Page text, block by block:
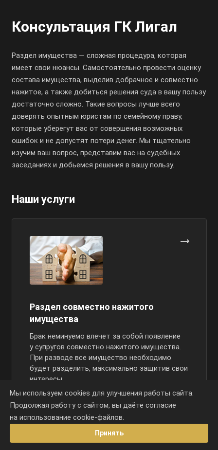
Консультация ГК Лигал
Раздел имущества — сложная процедура, которая
имеет свои нюансы. Самостоятельно провести оценку
состава имущества, выделив добрачное и совместно
нажитое, а также добиться решения суда в вашу пользу
достаточно сложно. Такие вопросы лучше всего
доверять опытным юристам по семейному праву,
которые уберегут вас от совершения возможных
ошибок и не допустят потери денег. Мы тщательно
изучим ваш вопрос, представим вас на судебных
заседаниях и добьемся решения в вашу пользу.
Наши услуги
Раздел совместно нажитого
имущества
Брак неминуемо влечет за собой появление
у супругов совместно нажитого имущества.
При разводе все имущество необходимо
будет разделить, максимально защитив свои
интересы.
Мы используем cookies для улучшения работы сайта.
Продолжая работу с сайтом, вы даёте согласие
на использование cookie-файлов.
Принять